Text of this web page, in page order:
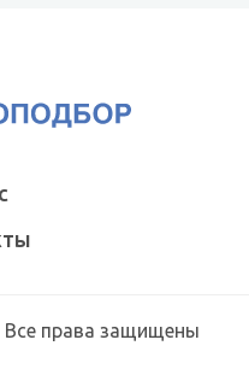
Все права защищены